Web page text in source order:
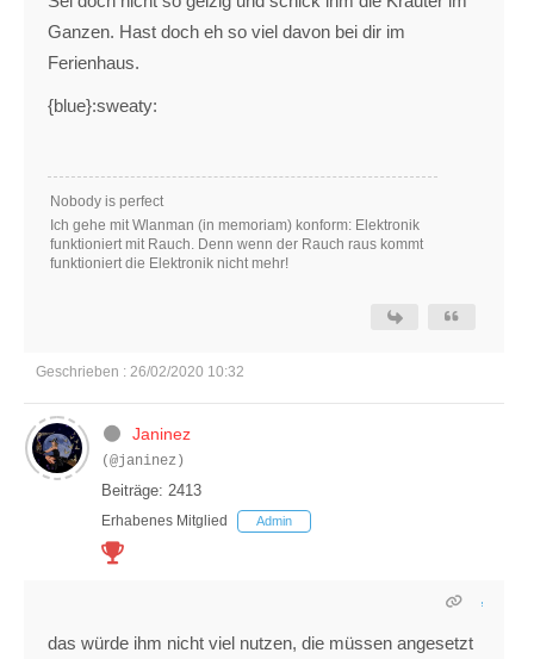
Ganzen. Hast doch eh so viel davon bei dir im
Ferienhaus.
{blue}:sweaty:
Nobody is perfect
Ich gehe mit Wlanman (in memoriam) konform: Elektronik
funktioniert mit Rauch. Denn wenn der Rauch raus kommt
funktioniert die Elektronik nicht mehr!
Geschrieben : 26/02/2020 10:32
Janinez
(@janinez)
Beiträge: 2413
Erhabenes Mitglied Admin
das würde ihm nicht viel nutzen, die müssen angesetzt